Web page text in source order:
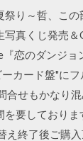
祭り～哲、こ
写真くじ発売
恋のダンジョ
カード盤"に
合せもかなり
を要しており
え終了後ご購